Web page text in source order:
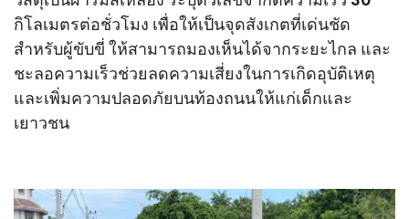
กิโลเมตรต่อชั่วโมง เพื่อให้เป็นจุดสังเกตที่เด่นชัด
สำหรับผู้ขับขี่ ให้สามารถมองเห็นได้จากระยะไกล และ
ชะลอความเร็วช่วยลดความเสี่ยงในการเกิดอุบัติเหตุ
และเพิ่มความปลอดภัยบนท้องถนนให้แก่เด็กและ
เยาวชน